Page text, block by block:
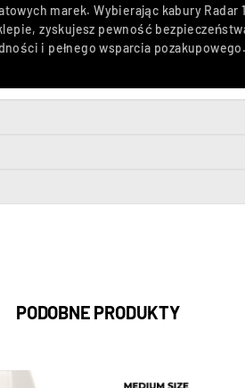
marek. Wybierając kabury Radar
zyskujesz pewność
i pełnego wsparcia pozakupowego.
PODOBNE PRODUKTY